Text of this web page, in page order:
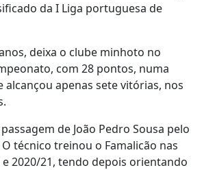
da I Liga portuguesa de
deixa o clube minhoto no
com 28 pontos, numa
apenas sete vitórias, nos
de João Pedro Sousa pelo
técnico treinou o Famalicão nas
e 2020/21, tendo depois orientando